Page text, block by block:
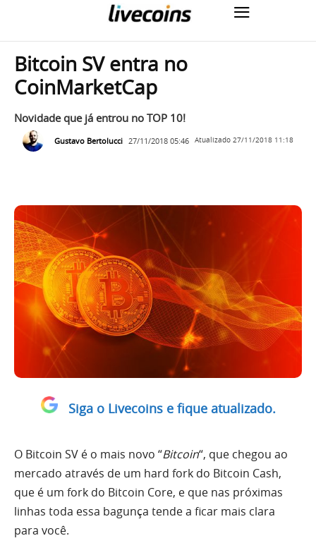
Bitcoin SV entra no
CoinMarketCap
Novidade que já entrou no TOP 10!
Gustavo Bertolucci 27/11/2018 05:46 Atualizado 27/11/2018 11:18
Siga o Livecoins e fique atualizado.
O Bitcoin SV é o mais novo “Bitcoin“, que chegou ao
mercado através de um hard fork do Bitcoin Cash,
que é um fork do Bitcoin Core, e que nas próximas
linhas toda essa bagunça tende a ficar mais clara
para você.